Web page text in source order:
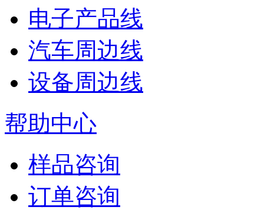
电子产品线
汽车周边线
设备周边线
帮助中心
样品咨询
订单咨询